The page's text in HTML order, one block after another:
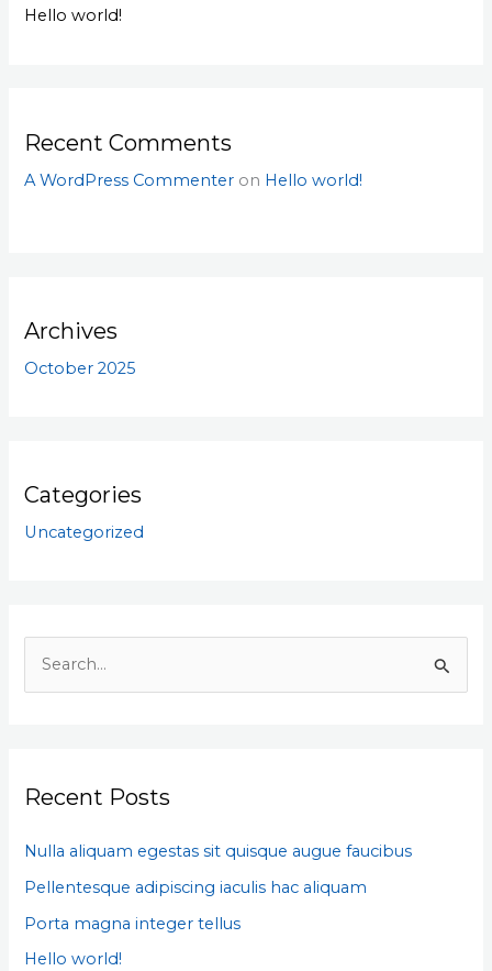
Hello world!
Recent Comments
A WordPress Commenter on Hello world!
Archives
October 2025
Categories
Uncategorized
c
f
o
r
:
Recent Posts
Nulla aliquam egestas sit quisque augue faucibus
Pellentesque adipiscing iaculis hac aliquam
Porta magna integer tellus
Hello world!